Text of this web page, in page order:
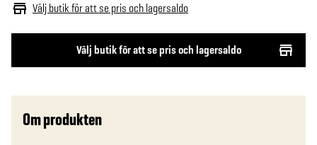
Välj butik för att se pris och lagersaldo
Välj butik för att se pris och lagersaldo
Om produkten